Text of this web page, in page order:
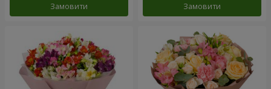
Замовити Замовити